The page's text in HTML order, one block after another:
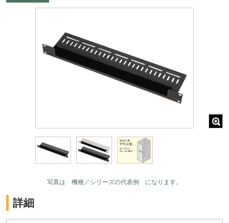
写真は 機種／シリーズの代表例 になります。
詳細